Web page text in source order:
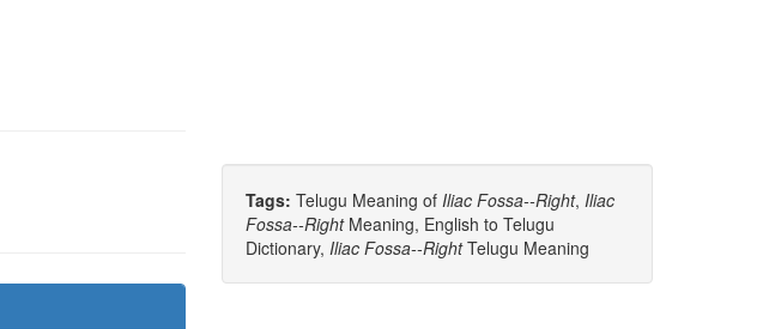
Tags: Telugu Meaning of Iliac Fossa--right, Iliac
Fossa--rightMeaning, English to Telugu
Dictionary, Iliac Fossa--rightTelugu Meaning